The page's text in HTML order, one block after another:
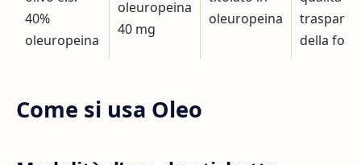
40%
oleuropeina
oleuropeina
40 mg
oleuropeina
della
Come si usa Oleo